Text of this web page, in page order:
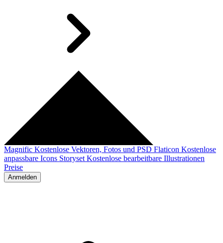
Magnific Kostenlose Vektoren, Fotos und PSD Flaticon Kostenlose
anpassbare Icons Storyset Kostenlose bearbeitbare Illustrationen
Preise
Anmelden